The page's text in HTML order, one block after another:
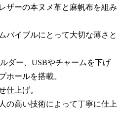
ザーの本ヌメ革と麻帆布を組み
バイブルにとって大切な薄さと
ダー、USBやチャームを下げ
ホールを搭載。
仕上げ。
の高い技術によって丁寧に仕上